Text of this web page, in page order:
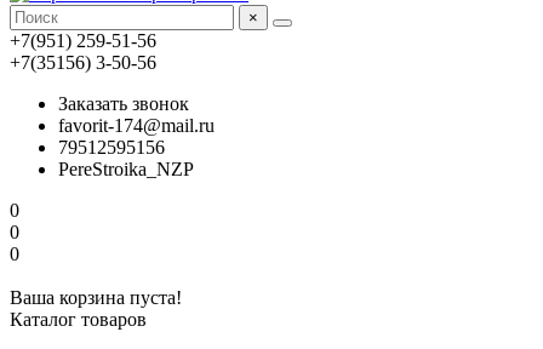
×
+7(951) 259-51-56
+7(35156) 3-50-56
Заказать звонок
favorit-174@mail.ru
79512595156
PereStroika_NZP
0
0
0
Ваша корзина пуста!
Каталог товаров